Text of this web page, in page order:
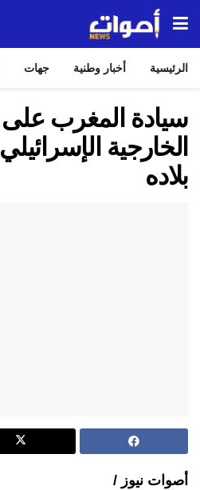
الرئيسية أخبار وطنية جهات
سيادة المغرب على
الخارجية
بلاده
أصوات نيوز /